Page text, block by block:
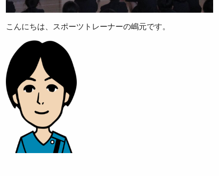
こんにちは、スポーツトレーナーの嶋元です。